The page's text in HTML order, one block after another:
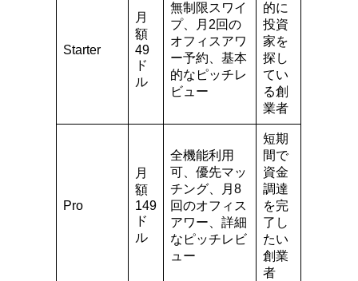
Starter
月
額
49
ド
ル
無制限スワイ
プ、月2回の
オフィスアワ
ー予約、基本
的なピッチレ
ビュー
的に
投資
家を
探し
てい
る創
業者
Pro
月
額
149
ド
ル
全機能利用
可、優先マッ
チング、月8
回のオフィス
アワー、詳細
なピッチレビ
ュー
短期
間で
資金
調達
を完
了し
たい
創業
者